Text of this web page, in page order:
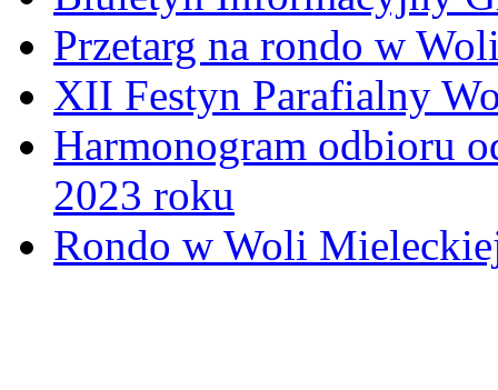
Przetarg na rondo w
XII Festyn Parafialny
Harmonogram odbioru
2023 roku
Rondo w Woli